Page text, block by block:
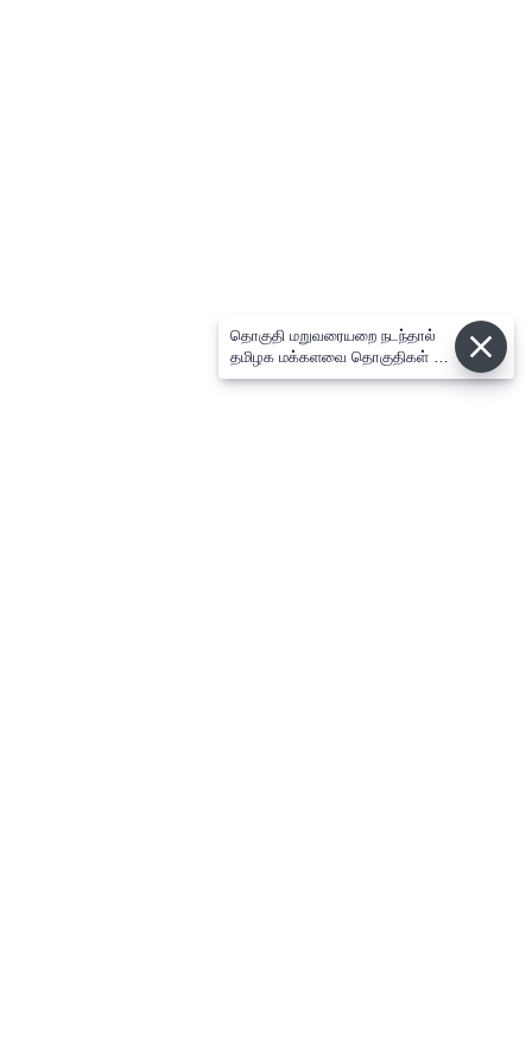
தொகுதி மறுவரையறை நடந்தால்
தமிழக மக்களவை தொகுதிகள் 59
ஆக உயரும்: